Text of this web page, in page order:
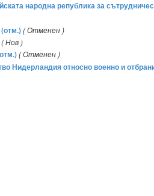
народна република за
( Отменен )
( Нов )
( Отменен )
Нидерландия относно военно и